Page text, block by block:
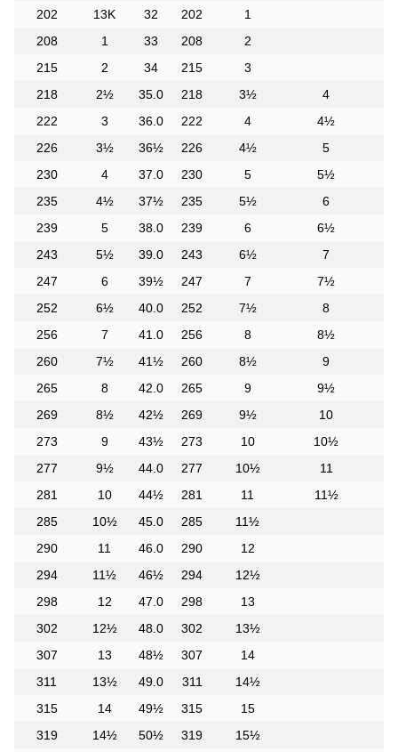
202
13K 32 202
1
208
1 33 208
2
215
2 34 215
3
218
2½ 35.0 218 3½
4
222
3 36.0 222 4
4½
226
3½ 36½ 226 4½
5
230
4 37.0 230 5
5½
235
4½ 37½ 235 5½
6
239
5 38.0 239 6
6½
243
5½ 39.0 243 6½
7
247
6 39½ 247 7
7½
252
6½ 40.0 252 7½
8
256
7 41.0 256 8
8½
260
7½ 41½ 260 8½
9
265
8 42.0 265 9
9½
269
8½ 42½ 269 9½
10
273
9 43½ 273 10
10½
277
9½ 44.0 277 10½
11
281
10 44½ 281 11
11½
285
10½ 45.0 285
11½
290
11 46.0 290
12
294
11½ 46½ 294
12½
298
12 47.0 298
13
302
12½ 48.0 302
13½
307
13 48½ 307
14
311
13½ 49.0 311
14½
315
14 49½ 315
15
319
14½ 50½ 319 15½